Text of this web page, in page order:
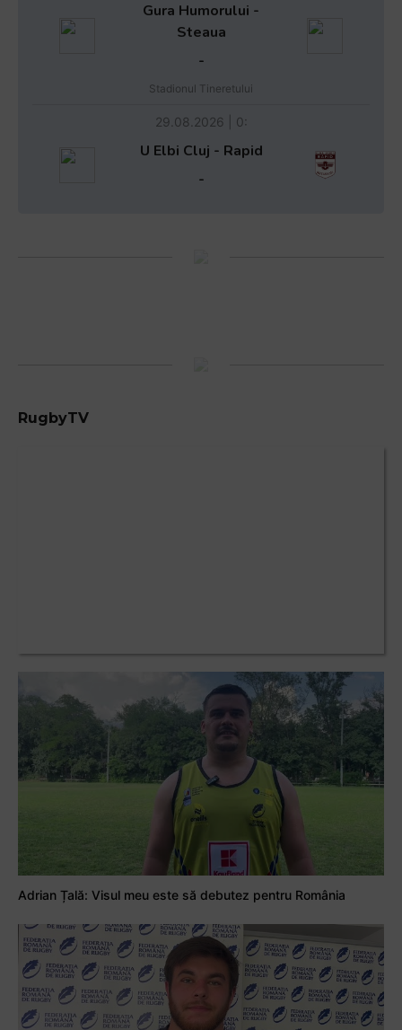
Gura Humorului -
Steaua
-
Stadionul Tineretului
29.08.2026 | 0:
U Elbi Cluj - Rapid
-
RugbyTV
Adrian Țală: Visul meu este să debutez pentru România